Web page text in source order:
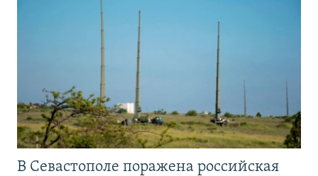
В Севастополе поражена российская